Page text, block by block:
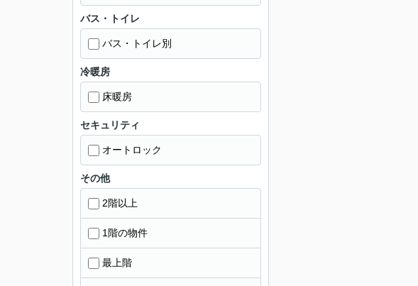
バス・トイレ
バス・トイレ別
冷暖房
床暖房
セキュリティ
オートロック
その他
2階以上
1階の物件
最上階